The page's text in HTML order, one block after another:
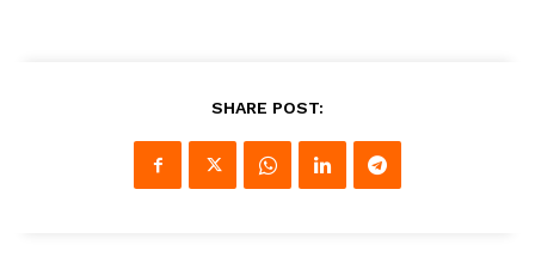
SHARE POST: